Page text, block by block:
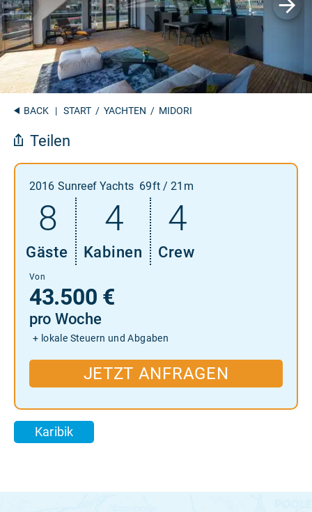
BACK | START / YACHTEN / MIDORI
Teilen